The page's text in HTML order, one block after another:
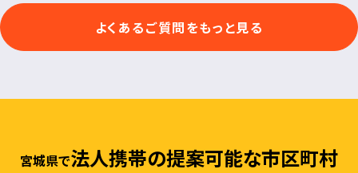
可能です。法人携帯の追加導入の際は、法人携帯ドットコムにお問
合せください。よくあるご質問をもっと見る
宮城県で法人携帯の提案可能な市区町村